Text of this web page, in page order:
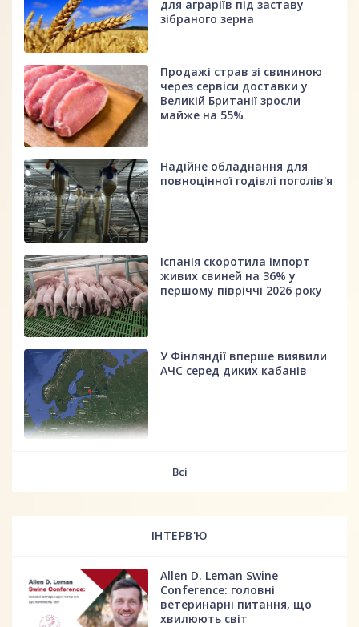
для аграріїв під заставу
зібраного зерна
Продажі страв зі свининою
через сервіси доставки у
Великій Британії зросли
майже на 55%
Надійне обладнання для
повноцінної годівлі поголів'я
Іспанія скоротила імпорт
живих свиней на 36% у
першому півріччі 2026 року
У Фінляндії вперше виявили
АЧС серед диких кабанів
Всі
ІНТЕРВ'Ю
Allen D. Leman Swine
Conference: головні
ветеринарні питання, що
хвилюють світ